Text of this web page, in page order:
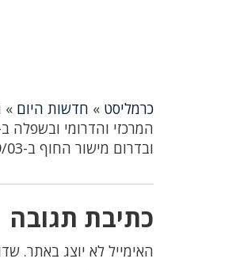
כרמליסט » חדשות היום »
ובדרום מישור החוף ב-19/03 מ-02 עד 13. כמות הגשם הצפויה 50 עד 75 מ"מ
כתיבת תגובה
האימייל לא יוצג באתר.